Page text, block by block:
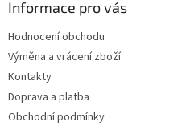
Informace pro vás
Hodnocení obchodu
Výměna a vrácení zboží
Kontakty
Doprava a platba
Obchodní podmínky